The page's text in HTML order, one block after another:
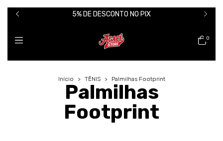
5% DE DESCONTO NO PIX
0
Início > TÊNIS > Palmilhas Footprint
Palmilhas
Footprint